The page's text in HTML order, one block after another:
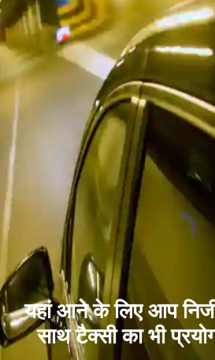
यहां आने के लिए आप
साथ टैक्सी का भी